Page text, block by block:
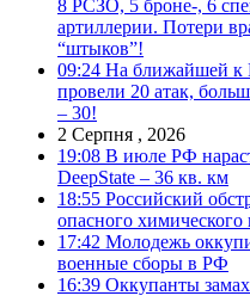
8 РСЗО, 5 броне-, 6
артиллерии. Потери
“штыков”!
09:24 На ближайшей к
провели 20 атак,
– 30!
2 Серпня , 2026
19:08 В июле РФ
DeepState – 36 кв. км
18:55 Российский
опасного химического
17:42 Молодежь
военные сборы в РФ
16:39 Оккупанты